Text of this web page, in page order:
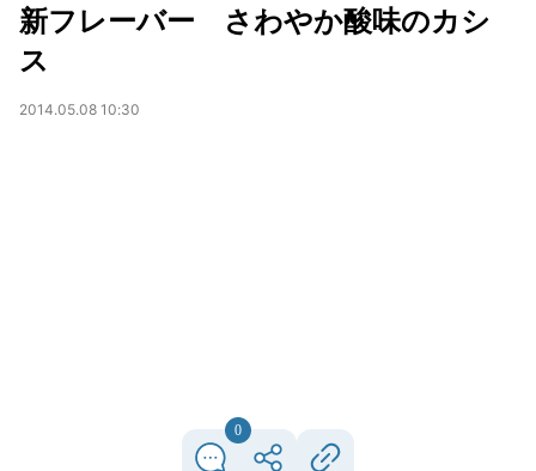
新フレーバー さわやか酸味のカシ
ス
2014.05.08 10:30
0